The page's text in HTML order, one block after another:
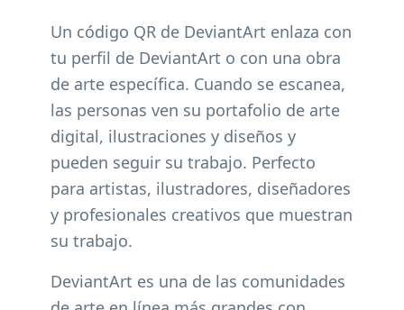
Un código QR de DeviantArt enlaza con
tu perfil de DeviantArt o con una obra
de arte específica. Cuando se escanea,
las personas ven su portafolio de arte
digital, ilustraciones y diseños y
pueden seguir su trabajo. Perfecto
para artistas, ilustradores, diseñadores
y profesionales creativos que muestran
su trabajo.
DeviantArt es una de las comunidades